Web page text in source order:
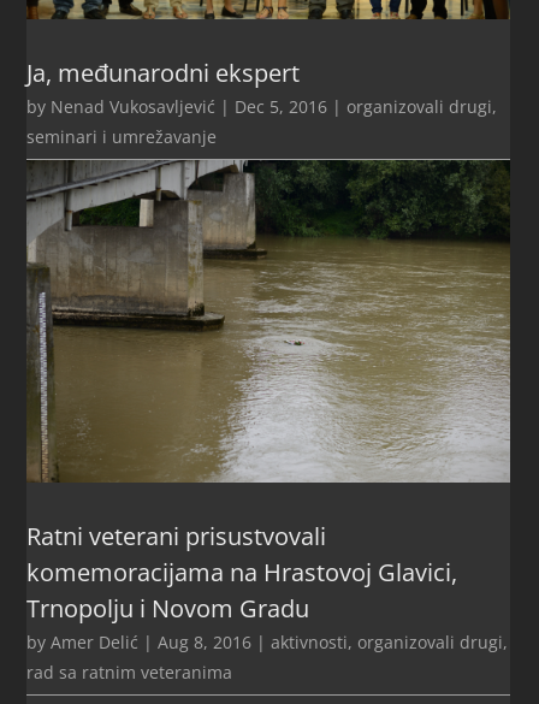
Ja, međunarodni ekspert
by Nenad Vukosavljević | Dec 5, 2016 | organizovali drugi,
seminari i umrežavanje
Ratni veterani prisustvovali
komemoracijama na Hrastovoj Glavici,
Trnopolju i Novom Gradu
byAmer Delić |Aug 8, 2016 |aktivnosti, organizovali drugi,
rad sa ratnim veteranima